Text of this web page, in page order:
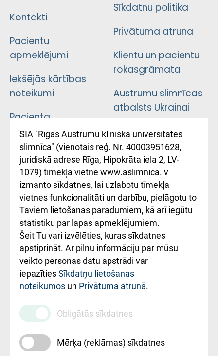
Kontakti
Pacientu
apmeklējumi
Iekšējās kārtības
noteikumi
Pacienta
atsauksmju/sūdzību
iesniegšanas
kārtība
Kā pie mums nokļūt
Rēķinu apmaksas
ceļvedis
Rekvizīti un
ārstniecības
iestādes kods
010000234
Maksas
pakalpojumu
cenrādis
Sīkdatņu politika
Privātuma atruna
Klientu un pacientu
rokasgrāmata
Austrumu slimnīcas
atbalsts Ukrainai
Підтримка Східної
лікарні та співпраця з
Україною
SIA "Rīgas Austrumu klīniskā universitātes
slimnīca" (vienotais reģ. Nr. 40003951628,
juridiskā adrese Rīga, Hipokrāta iela 2, LV-
1079) tīmekļa vietnē www.aslimnica.lv
izmanto sīkdatnes, lai uzlabotu tīmekļa
vietnes funkcionalitāti un darbību, pielāgotu to
Taviem lietošanas paradumiem, kā arī iegūtu
statistiku par lapas apmeklējumiem.
Šeit Tu vari izvēlēties, kuras sīkdatnes
apstiprināt. Ar pilnu informāciju par mūsu
veikto personas datu apstrādi var
iepazītiesSīkdatņu lietošanas
noteikumos un Privātuma atrunā.
Obligātās sīkdatnes
Mērķa (reklāmas) sīkdatnes